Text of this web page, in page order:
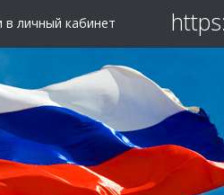
в личный кабинет